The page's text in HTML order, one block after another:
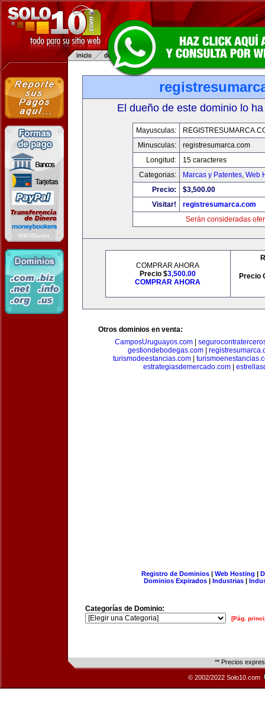
El dueño de este dominio lo
Mayusculas:
Minusculas:
registresumarca.com
Longitud:
15 caracteres
Categorias:
Marcas y Patentes, Web
Precio:
$3,500.00
Visitar!
registresumarca.com
Serán consideradas
COMPRAR AHORA
Precio $3,500.00
COMPRAR AHORA
Precio
Otros dominios en venta:
CamposUruguayos.com|
gestiondebodegas.com|
turismodeestancias.com
estrategiasdemercado.com
Registro de Dominios| Web Hosting |
Dominios Expirados | Industrias |
Categorías de Dominio:
[Pág.
** Precios
© 2002/2022 Solo10.com